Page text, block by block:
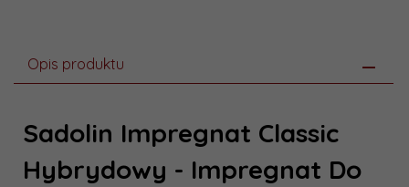
Opis produktu
Sadolin Impregnat Classic
Hybrydowy - Impregnat Do